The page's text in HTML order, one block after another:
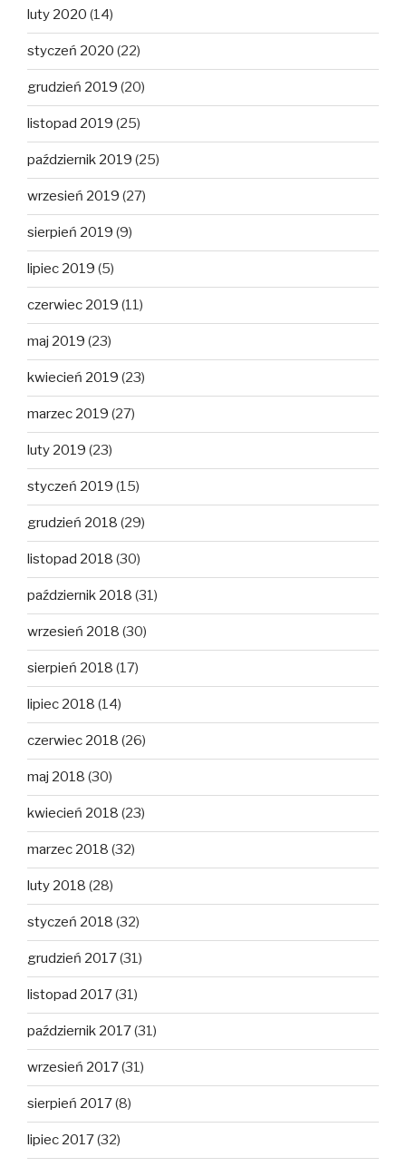
luty 2020 (14)
styczeń 2020 (22)
grudzień 2019 (20)
listopad 2019 (25)
październik 2019 (25)
wrzesień 2019 (27)
sierpień 2019 (9)
lipiec 2019 (5)
czerwiec 2019 (11)
maj 2019 (23)
kwiecień 2019 (23)
marzec 2019 (27)
luty 2019 (23)
styczeń 2019 (15)
grudzień 2018 (29)
listopad 2018 (30)
październik 2018 (31)
wrzesień 2018 (30)
sierpień 2018 (17)
lipiec 2018 (14)
czerwiec 2018 (26)
maj 2018 (30)
kwiecień 2018 (23)
marzec 2018 (32)
luty 2018 (28)
styczeń 2018 (32)
grudzień 2017(31)
listopad 2017(31)
październik 2017(31)
wrzesień 2017(31)
sierpień 2017(8)
lipiec 2017(32)